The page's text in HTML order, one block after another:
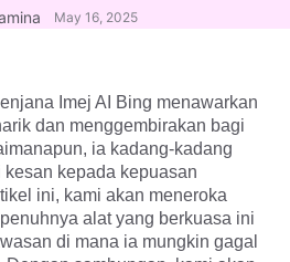
May 16, 2025
Imej AI Bing menawarkan
dan menggembirakan bagi
ia kadang-kadang
kepada kepuasan
ini, kami akan meneroka
alat yang berkuasa ini
di mana ia mungkin gagal